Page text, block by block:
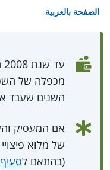
الصفحة بالعربية
מכפלה של
השנים שעבד
אם המעסיק
של מלוא
(בהתאם לסעיף 14 לחוק פיצויי פיטורים